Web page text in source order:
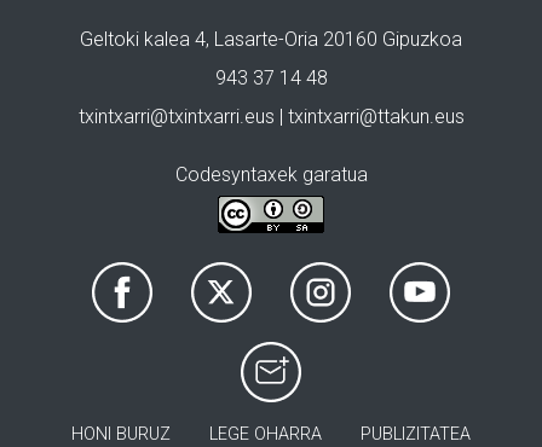
Geltoki kalea 4, Lasarte-Oria 20160 Gipuzkoa
943 37 14 48
txintxarri@txintxarri.eus | txintxarri@ttakun.eus
Codesyntaxek garatua
HONI BURUZ LEGE OHARRA PUBLIZITATEA